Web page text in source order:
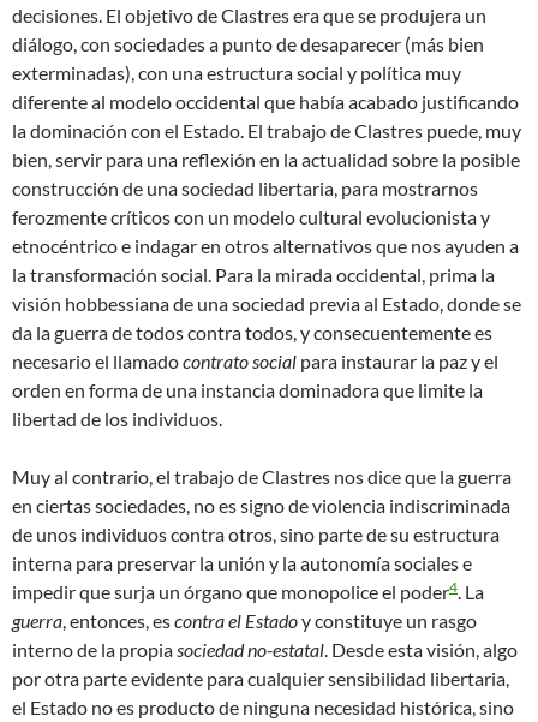
decisiones. El objetivo de Clastres era que se produjera un
diálogo, con sociedades a punto de desaparecer (más bien
exterminadas), con una estructura social y política muy
diferente al modelo occidental que había acabado justificando
la dominación con el Estado. El trabajo de Clastres puede, muy
bien, servir para una reflexión en la actualidad sobre la posible
construcción de una sociedad libertaria, para mostrarnos
ferozmente críticos con un modelo cultural evolucionista y
etnocéntrico e indagar en otros alternativos que nos ayuden a
la transformación social. Para la mirada occidental, prima la
visión hobbessiana de una sociedad previa al Estado, donde se
da la guerra de todos contra todos, y consecuentemente es
necesario el llamadocontrato social para instaurar la paz y el
orden en forma de una instancia dominadora que limite la
libertad de los individuos.
Muy al contrario, el trabajo de Clastres nos dice que la guerra
en ciertas sociedades, no es signo de violencia indiscriminada
de unos individuos contra otros, sino parte de su estructura
interna para preservar la unión y la autonomía sociales e
impedir que surja un órgano que monopolice el poder4. La
guerra, entonces, escontra el Estadoy constituye un rasgo
interno de la propiasociedad no-estatal. Desde esta visión, algo
por otra parte evidente para cualquier sensibilidad libertaria,
el Estado no es producto de ninguna necesidad histórica, sino